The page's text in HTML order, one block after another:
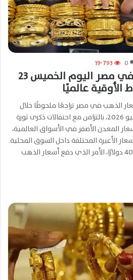
0 19٬793
تراجع أسعار الذهب في مصر اليوم الخميس 23
الذهب في مصر تراجعًا ملحوظًا خلال
تعاملات اليوم الخميس 23 يوليو 2026، بالتزامن مع احتفالات ذكرى ثورة
المعدن الأصفر في الأسواق العالمية،
الأعيرة المختلفة داخل السوق المحلية.
وسجلت الأوقية عالميًا نحو 4077 دولارًا، الأمر الذي دفع أسعار الذهب